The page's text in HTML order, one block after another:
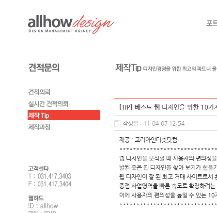
[TIP] 베스트 웹 디자인을 위한 10가
작성일 : 11-04-07 12:54
제공 : 코리아인터넷닷컴
웹 디자인을 분석할 때 사용자의 편의성
발된 좋은 웹 디자인을 찾아 보기가 힘들
웹 디자인이 잘 된 최고 거대 사이트로
중점 사업영역을 빠른 속도로 확장하려
이에 사용자의 편의성을 높일 수 있는